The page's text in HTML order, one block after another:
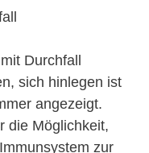
Durchfall
sich hinlegen ist
angezeigt.
die Möglichkeit,
zur